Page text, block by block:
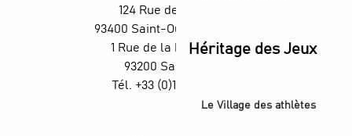
Héritage des Jeux
Le Village des athlètes
124 Rue des Rosiers,
93400 Saint-Ouen-sur-Seine
1 Rue de la République,
93200 Saint-Denis
Tél. +33 (0)1 55 870 870